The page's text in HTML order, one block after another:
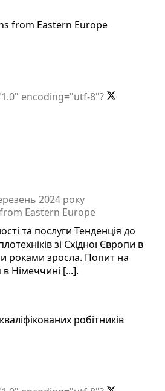
encoding="utf-8"?
2024 року
Eastern Europe
та послуги Тенденція до
зі Східної Європи в
роками зросла. Попит на
в Німеччині [...].